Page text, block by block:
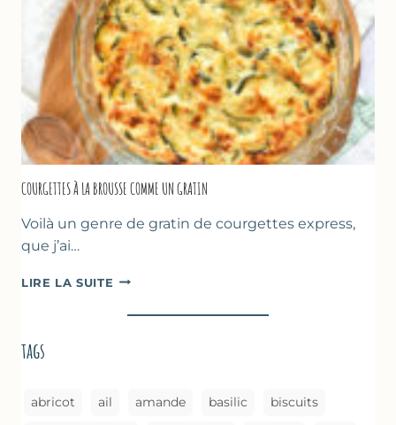
CHICHE
–
CUISSON
AU
FOUR
COURGETTES À LA BROUSSE COMME UN GRATIN
Voilà un genre de gratin de courgettes express,
que j’ai…
LIRE LA SUITE COURGETTES
LA
tags
abricot ail amande basilic biscuits